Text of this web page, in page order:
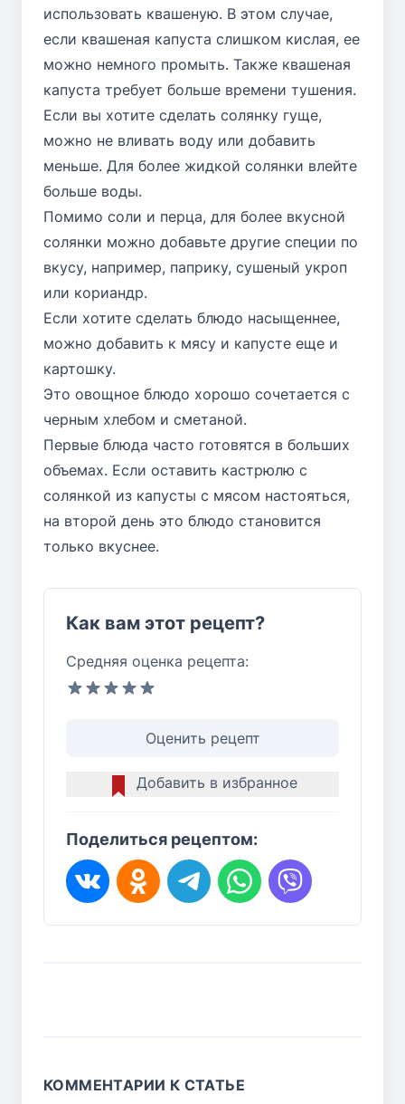
использовать квашеную. В этом случае,
если квашеная капуста слишком кислая, ее
можно немного промыть. Также квашеная
капуста требует больше времени тушения.
Если вы хотите сделать солянку гуще,
можно не вливать воду или добавить
меньше. Для более жидкой солянки влейте
больше воды.
Помимо соли и перца, для более вкусной
солянки можно добавьте другие специи по
вкусу, например, паприку, сушеный укроп
или кориандр.
Если хотите сделать блюдо насыщеннее,
можно добавить к мясу и капусте еще и
картошку.
Это овощное блюдо хорошо сочетается с
черным хлебом и сметаной.
Первые блюда часто готовятся в больших
объемах. Если оставить кастрюлю с
солянкой из капусты с мясом настояться,
на второй день это блюдо становится
только вкуснее.
Как вам этот рецепт?
Средняя оценка рецепта:
Оценить рецепт
Добавить в избранное
Поделиться рецептом:
КОММЕНТАРИИ К СТАТЬЕ